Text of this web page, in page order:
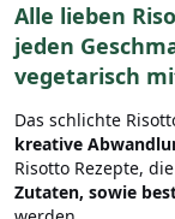
Alle lieben
jeden
vegetarisch
Das schlichte
kreative
Risotto Rezepte,
Zutaten, sowie